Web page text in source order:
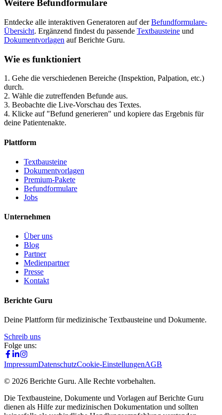
Weitere Befundformulare
Entdecke alle interaktiven Generatoren auf der Befundformulare-
Übersicht. Ergänzend findest du passende Textbausteine und
Dokumentvorlagen auf Berichte Guru.
Wie es funktioniert
1. Gehe die verschiedenen Bereiche (Inspektion, Palpation, etc.)
durch.
2. Wähle die zutreffenden Befunde aus.
3. Beobachte die Live-Vorschau des Textes.
4. Klicke auf "Befund generieren" und kopiere das Ergebnis für
deine Patientenakte.
Plattform
Textbausteine
Dokumentvorlagen
Premium-Pakete
Befundformulare
Jobs
Unternehmen
Über uns
Blog
Partner
Medienpartner
Presse
Kontakt
Berichte Guru
Deine Plattform für medizinische Textbausteine und Dokumente.
Schreib uns
Folge uns:
ImpressumDatenschutzCookie-EinstellungenAGB
© 2026 Berichte Guru. Alle Rechte vorbehalten.
Die Textbausteine, Dokumente und Vorlagen auf Berichte Guru
dienen als Hilfe zur medizinischen Dokumentation und sollten